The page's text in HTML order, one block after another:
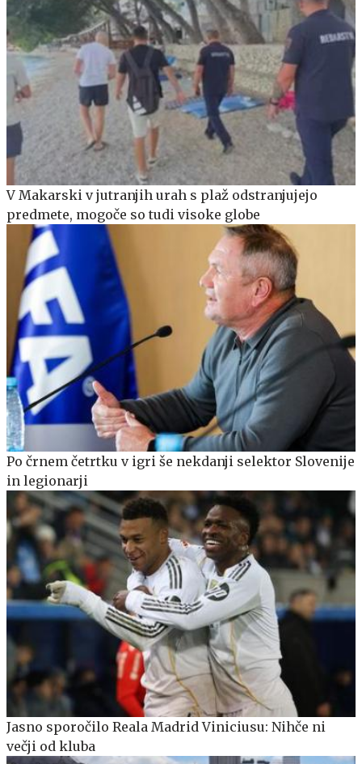
V Makarski v jutranjih urah s plaž odstranjujejo
predmete, mogoče so tudi visoke globe
Po črnem četrtku v igri še nekdanji selektor Slovenije
in legionarji
Jasno sporočilo Reala Madrid Viniciusu: Nihče ni
večji od kluba